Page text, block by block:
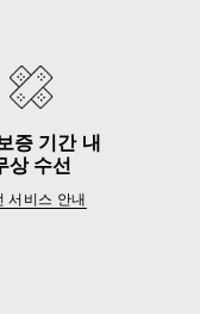
증 기간 내
상 수선
서비스 안내